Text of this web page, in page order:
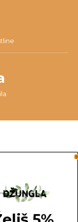
in ne
je vsaka
variacije. Med
manjše
vej,